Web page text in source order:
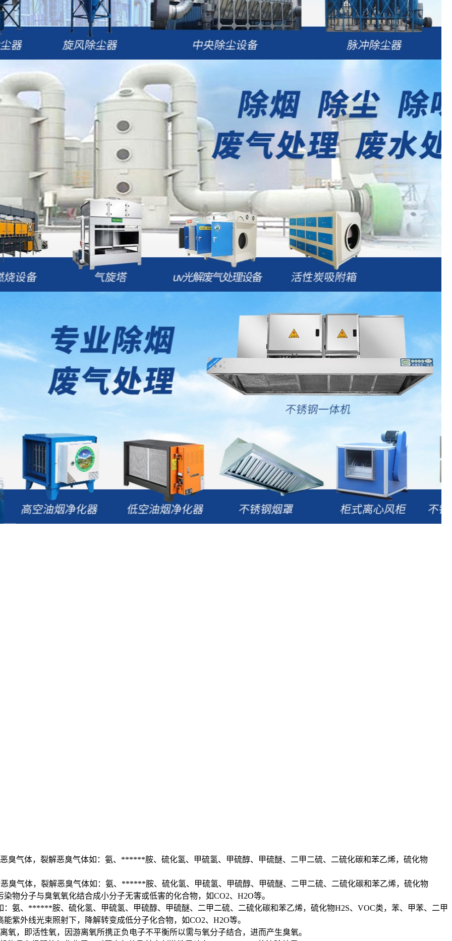
臭气体，裂解恶臭气体如：氨、******胺、硫化氢、甲硫氢、甲硫醇、甲硫醚、二甲二硫、二硫化碳和苯乙烯，硫化物
臭气体，裂解恶臭气体如：氨、******胺、硫化氢、甲硫氢、甲硫醇、甲硫醚、二甲二硫、二硫化碳和苯乙烯，硫化物
物分子与臭氧氧化结合成小分子无害或低害的化合物，如CO2、H2O等。
氨、******胺、硫化氢、甲硫氢、甲硫醇、甲硫醚、二甲二硫、二硫化碳和苯乙烯，硫化物H2S、VOC类，苯、甲苯、二甲
紫外线光束照射下，降解转变成低分子化合物，如CO2、H2O等。
，即活性氧，因游离氧所携正负电子不平衡所以需与氧分子结合，进而产生臭氧。